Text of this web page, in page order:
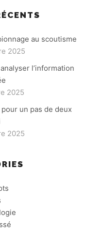
au scoutisme
2025
l’information
2025
pour un pas de deux
2025